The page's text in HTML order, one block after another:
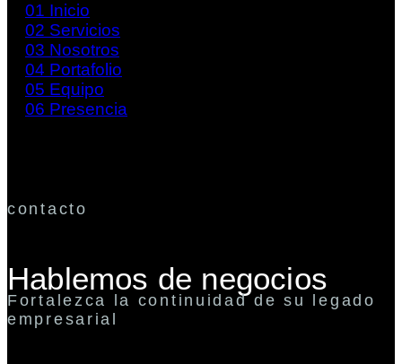
01 Inicio
02 Servicios
03 Nosotros
04 Portafolio
05 Equipo
06 Presencia
contacto
Hablemos de negocios
Fortalezca la continuidad de su legado
empresarial